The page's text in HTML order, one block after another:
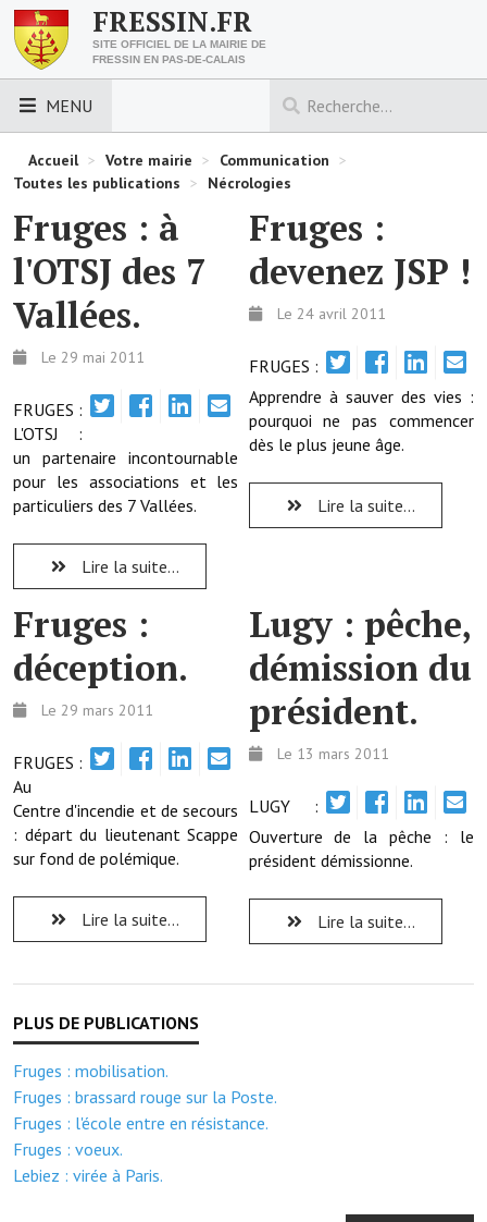
FRESSIN.FR
SITE OFFICIEL DE LA MAIRIE DE
FRESSIN EN PAS-DE-CALAIS
MENU
LES ESSENTIELS
Découvrez Fressin
Venir à Fressin
Urbanisme
Les foulées fressinoises
ACCÈS RAPIDE
Projets et travaux en cours
Fêtes et manifestations
Numéros d'urgence
Terrains et maisons à vendre
VOTRE MAIRIE
Elus et agents
L'équipe municipale
Le personnel municipal
Les moyens financiers
Note de synthèse financière
Rapport d'orientation budgétaire
Actions et projets
Projets et travaux en cours
Accueil > Votre mairie > Communication >
Toutes les publications > Nécrologies
Fruges : à
l'OTSJ des 7
Vallées.
Le 29 mai 2011
FRUGES :
L'OTSJ :
un partenaire incontournable
pour les associations et les
particuliers des 7 Vallées.
Lire la suite...
Fruges :
devenez JSP !
Le 24 avril 2011
FRUGES :
Apprendre à sauver des vies :
pourquoi ne pas commencer
dès le plus jeune âge.
Lire la suite...
Fruges :
déception.
Le 29 mars 2011
FRUGES :
Au
Centre d'incendie et de secours
: départ du lieutenant Scappe
sur fond de polémique.
Lire la suite...
Lugy : pêche,
démission du
président.
Le 13 mars 2011
LUGY :
Ouverture de la pêche : le
président démissionne.
Lire la suite...
Fruges : mobilisation.
Fruges : brassard rouge sur la Poste.
Fruges : l'école entre en résistance.
Fruges : voeux.
Lebiez : virée à Paris.